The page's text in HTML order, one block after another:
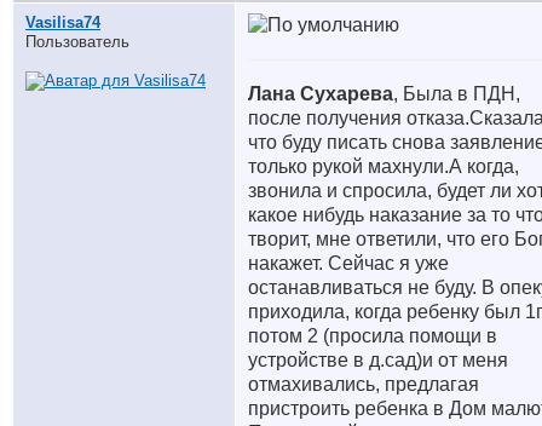
Vasilisa74
Пользователь
Лана Сухарева, Была в ПДН,
после получения
что буду писать снова
только рукой махнули.А когда,
звонила и спросила, будет ли
какое нибудь наказание за то
творит, мне ответили, что его
накажет. Сейчас я уже
останавливаться не буду. В
приходила, когда ребенку был
потом 2 (просила помощи в
устройстве в д.сад)и от меня
отмахивались, предлагая
пристроить ребенка в Дом